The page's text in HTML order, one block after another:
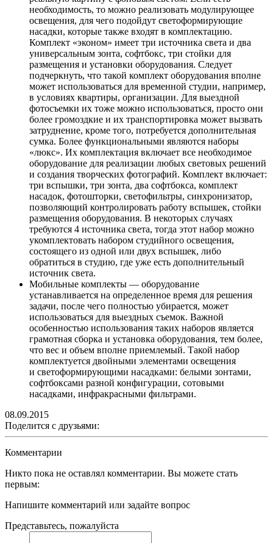
необходимость, то можно реализовать модулирующее
освещения, для чего подойдут светоформирующие
насадки, которые также входят в комплектацию.
Комплект «эконом» имеет три источника света и два
универсальным зонта, софтбокс, три стойки для
размещения и установки оборудования. Следует
подчеркнуть, что такой комплект оборудования вполне
может использоваться для временной студии, например,
в условиях квартиры, организации. Для выездной
фотосъемки их тоже можно использоваться, просто они
более громоздкие и их транспортировка может вызвать
затруднение, кроме того, потребуется дополнительная
сумка. Более функциональными являются наборы
«люкс». Их комплектация включает все необходимое
оборудование для реализации любых световых решений
и создания творческих фотографий. Комплект включает:
три вспышки, три зонта, два софтбокса, комплект
насадок, фотошторки, светофильтры, синхронизатор,
позволяющий контролировать работу вспышек, стойки
размещения оборудования. В некоторых случаях
требуются 4 источника света, тогда этот набор можно
укомплектовать набором студийного освещения,
состоящего из одной или двух вспышек, либо
обратиться в студию, где уже есть дополнительный
источник света.
Мобильные комплекты — оборудование
устанавливается на определенное время для решения
задачи, после чего полностью убирается, может
использоваться для выездных съемок. Важной
особенностью использования таких наборов является
грамотная сборка и установка оборудования, тем более,
что вес и объем вполне приемлемый. Такой набор
комплектуется двойными элементами освещения
и светоформирующими насадками: белыми зонтами,
софтбоксами разной конфигурации, сотовыми
насадками, инфракрасными фильтрами.
08.09.2015
Поделится с друзьями:
Комментарии
Никто пока не оставлял комментарии. Вы можете стать
первым:
Напишите комментарий или задайте вопрос
Представьтесь, пожалуйста